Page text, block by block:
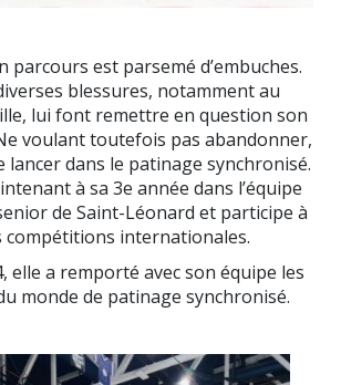
parcours est parsemé d’embuches.
blessures, notamment au
lui font remettre en question son
voulant toutefois pas abandonner,
lancer dans le patinage synchronisé.
à sa 3e année dans l’équipe
de Saint-Léonard et participe à
compétitions internationales.
elle a remporté avec son équipe les
monde de patinage synchronisé.